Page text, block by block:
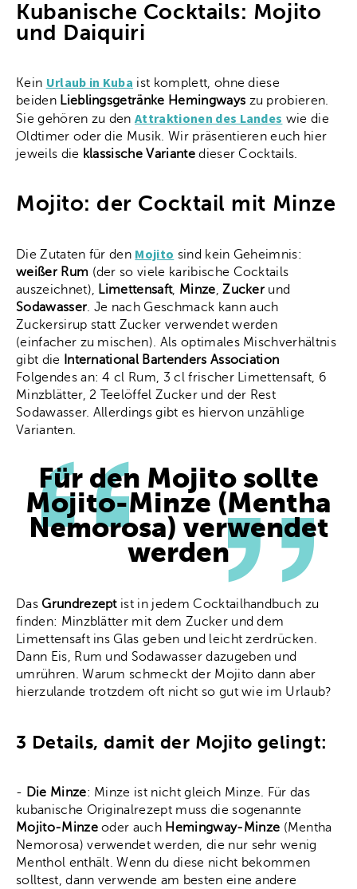
Kubanische Cocktails: Mojito
und Daiquiri
Kein Urlaub in Kuba ist komplett, ohne diese
beiden Lieblingsgetränke Hemingways zu probieren.
Sie gehören zu denAttraktionen des Landes wie die
Oldtimer oder die Musik. Wir präsentieren euch hier
jeweils die klassische Variantedieser Cocktails.
Mojito: der Cocktail mit Minze
Die Zutaten für den Mojito sind kein Geheimnis:
weißer Rum (der so viele karibische Cocktails
auszeichnet), Limettensaft, Minze,Zucker und
Sodawasser. Je nach Geschmack kann auch
Zuckersirup statt Zucker verwendet werden
(einfacher zu mischen). Als optimales Mischverhältnis
gibt die
International Bartenders Association
Folgendes an: 4 cl Rum, 3 cl frischer Limettensaft, 6
Minzblätter, 2 Teelöffel Zucker und der Rest
Sodawasser. Allerdings gibt es hiervon unzählige
Varianten.
Für den Mojito sollte
Mojito-Minze (Mentha
Nemorosa) verwendet
werden
Das Grundrezeptist in jedem Cocktailhandbuch zu
finden: Minzblätter mit dem Zucker und dem
Limettensaft ins Glas geben und leicht zerdrücken.
Dann Eis, Rum und Sodawasser dazugeben und
umrühren. Warum schmeckt der Mojito dann aber
hierzulande trotzdem oft nicht so gut wie im Urlaub?
3 Details, damit der Mojito gelingt:
- Die Minze: Minze ist nicht gleich Minze. Für das
kubanische Originalrezept muss die sogenannte
Mojito-Minzeoder auch Hemingway-Minze (Mentha
Nemorosa) verwendet werden, die nur sehr wenig
Menthol enthält. Wenn du diese nicht bekommen
solltest, dann verwende am besten eine andere